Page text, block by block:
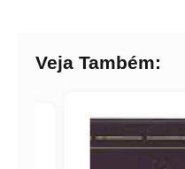
Veja Também: